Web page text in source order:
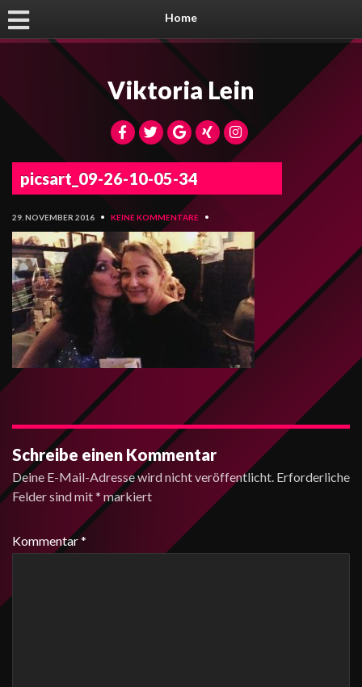
Home
Viktoria Lein
picsart_09-26-10-05-34
29. NOVEMBER 2016 • KEINE KOMMENTARE •
Schreibe einen Kommentar
Deine E-Mail-Adresse wird nicht veröffentlicht. Erforderliche
Felder sind mit* markiert
Kommentar*